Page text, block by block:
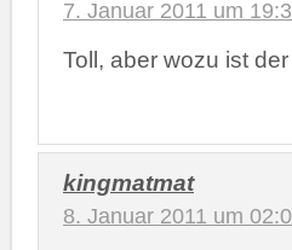
7. Januar 2011 um
Toll, aber wozu ist
kingmatmat
8. Januar 2011 um